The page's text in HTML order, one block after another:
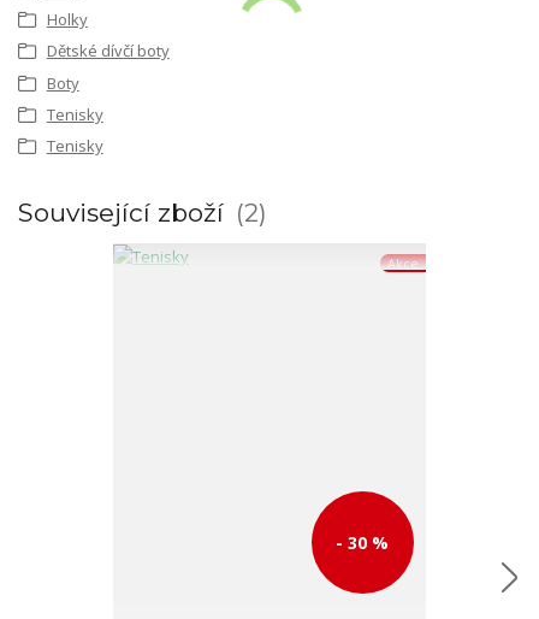
Holky
Dětské dívčí boty
Boty
Tenisky
Tenisky
Související zboží 2
Akce
- 30 %